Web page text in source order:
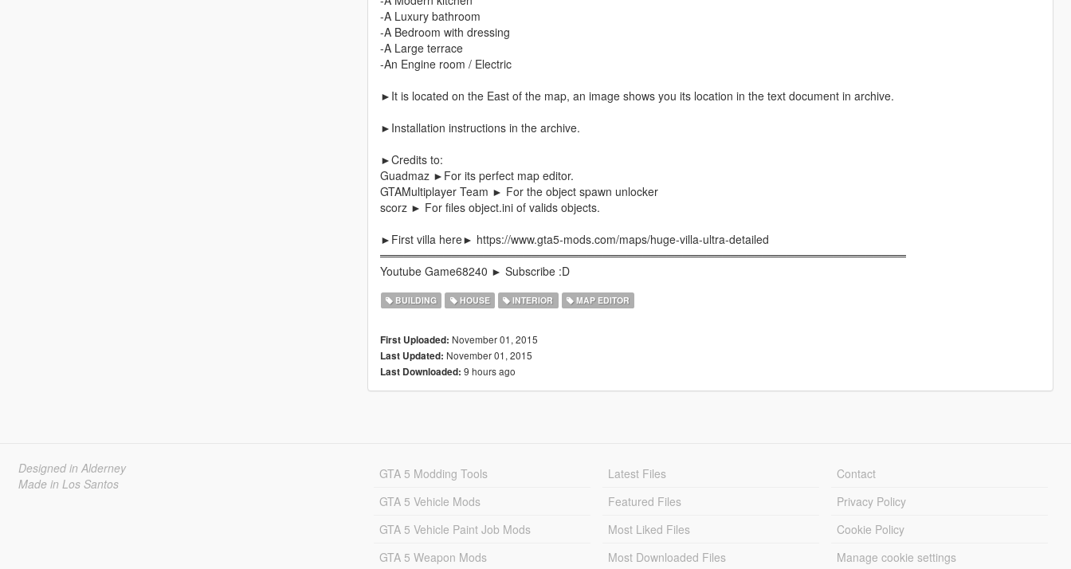
-A Luxury bathroom
-A Bedroom with dressing
-A Large terrace
-An Engine room / Electric
►It is located on the East of the map, an image shows you its location in the text document in archive.
►Installation instructions in the archive.
►Credits to:
Guadmaz ►For its perfect map editor.
GTAMultiplayer Team ► For the object spawn unlocker
scorz ► For files object.ini of valids objects.
►First villa here► https://www.gta5-mods.com/maps/huge-villa-ultra-detailed
══════════════════════════════════════════════════════════════════
Youtube Game68240 ► Subscribe :D
BUILDING HOUSE INTERIOR MAP EDITOR
First Uploaded: November 01, 2015
Last Updated: November 01, 2015
Last Downloaded: 9 hours ago
Designed in Alderney
Made in Los Santos
GTA 5 Modding Tools
GTA 5 Vehicle Mods
GTA 5 Vehicle Paint Job Mods
GTA 5 Weapon Mods
Latest Files
Featured Files
Most Liked Files
Most Downloaded Files
Contact
Privacy Policy
Cookie Policy
Manage cookie settings